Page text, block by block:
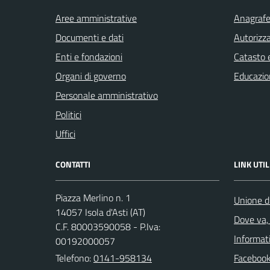
Aree amministrative
Documenti e dati
Enti e fondazioni
Organi di governo
Personale amministrativo
Politici
Uffici
Catasto
CONTATTI
Piazza Merlino n. 1
14057 Isola d'Asti (AT)
C.F. 80003590058 - P.Iva:
00192000057
Telefono:0141-958134
LINK
Unione
Dove